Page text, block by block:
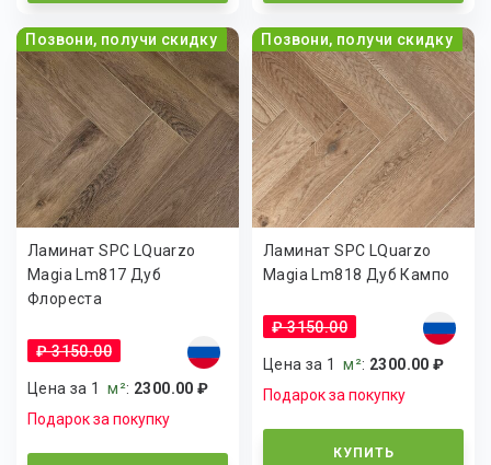
Позвони, получи скидку
Ламинат SPC LQuarzo
Magia Lm817 Дуб
Флореста
₽ 3150.00
Цена за 1м²: 2300.00 ₽
Подарок за покупку
Позвони, получи скидку
Ламинат SPC LQuarzo
Magia Lm818 Дуб Кампо
₽ 3150.00
Цена за 1м²: 2300.00 ₽
Подарок за покупку
КУПИТЬ